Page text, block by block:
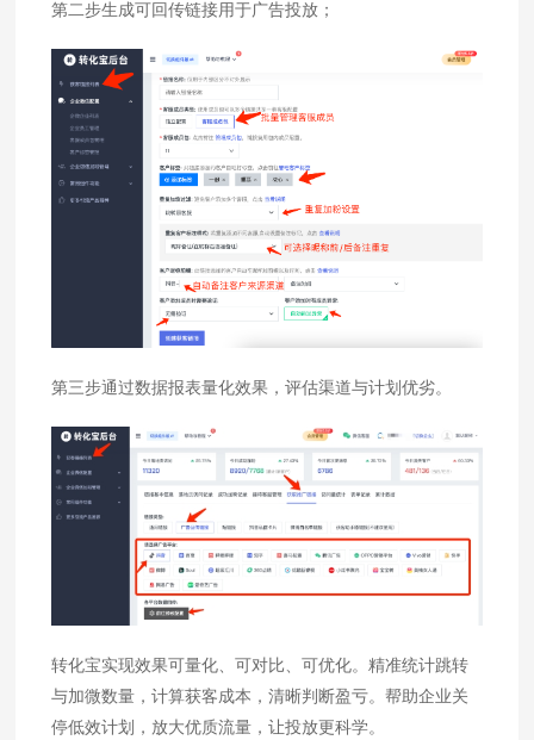
第二步生成可回传链接用于广告投放；
第三步通过数据报表量化效果，评估渠道与计划优劣。
转化宝实现效果可量化、可对比、可优化。精准统计跳转
与加微数量，计算获客成本，清晰判断盈亏。帮助企业关
停低效计划，放大优质流量，让投放更科学。